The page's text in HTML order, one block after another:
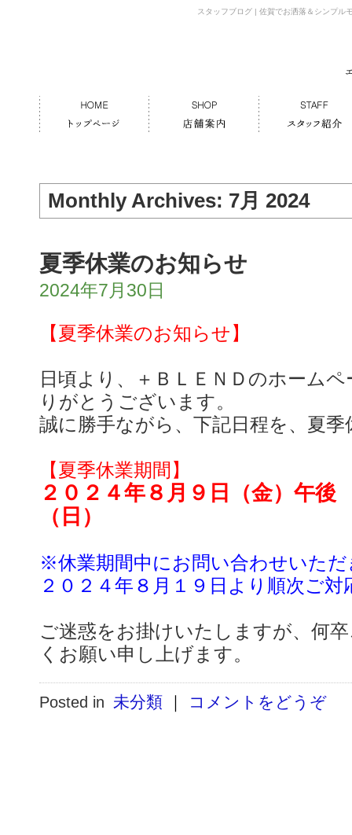
スタッフブログ | 佐賀でお洒落＆シンプル
Monthly Archives: 7月 2024
夏季休業のお知らせ
2024年7月30日
【夏季休業のお知らせ】
日頃より、＋ＢＬＥＮＤのホーム
りがとうございます。
誠に勝手ながら、下記日程を、夏
【夏季休業期間】
２０２４年８月９日（金）午
（日）
※休業期間中にお問い合わせいた
２０２４年８月１９日より順次ご
ご迷惑をお掛けいたしますが、何
くお願い申し上げます。
Posted in 未分類 ｜ コメントをどうぞ